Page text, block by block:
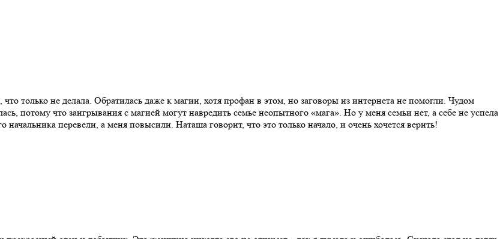
только не делала. Обратилась даже к магии, хотя профан в этом, но заговоры из интернета не помогли. Чудом
потому что заигрывания с магией могут навредить семье неопытного «мага». Но у меня семьи нет, а себе не успела
перевели, а меня повысили. Наташа говорит, что это только начало, и очень хочется верить!